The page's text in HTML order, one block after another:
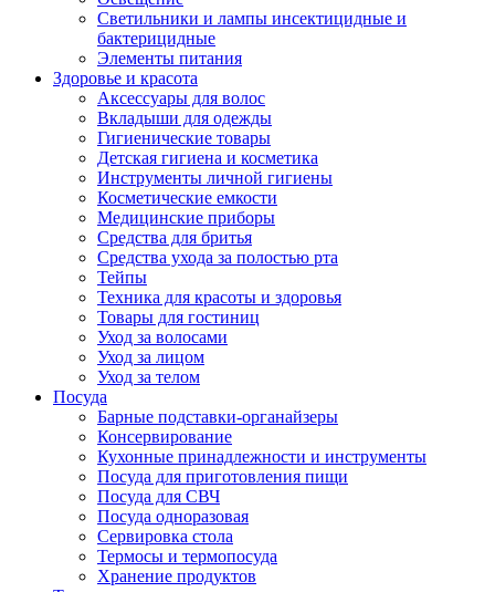
Светильники и лампы инсектицидные и
бактерицидные
Элементы питания
Здоровье и красота
Аксессуары для волос
Вкладыши для одежды
Гигиенические товары
Детская гигиена и косметика
Инструменты личной гигиены
Косметические емкости
Медицинские приборы
Средства для бритья
Средства ухода за полостью рта
Тейпы
Техника для красоты и здоровья
Товары для гостиниц
Уход за волосами
Уход за лицом
Уход за телом
Посуда
Барные подставки-органайзеры
Консервирование
Кухонные принадлежности и инструменты
Посуда для приготовления пищи
Посуда для СВЧ
Посуда одноразовая
Сервировка стола
Термосы и термопосуда
Хранение продуктов